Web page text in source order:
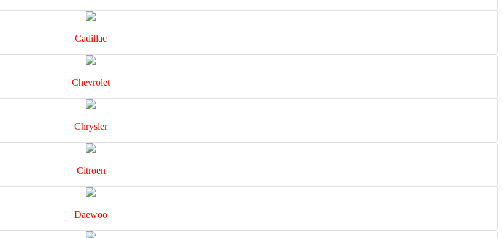
Cadillac
Chevrolet
Chrysler
Citroen
Daewoo